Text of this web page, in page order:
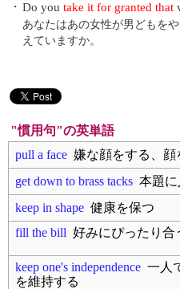
・ Do you take it for granted that
あなたはあの女性が男どもを
えていますか。
"慣用句"の英単語
pull a face 嫌な顔をする、顔
get down to brass tacks 本題に
keep in shape 健康を保つ
fill the bill 好みにぴったり合
keep one's independence 一人
を維持する